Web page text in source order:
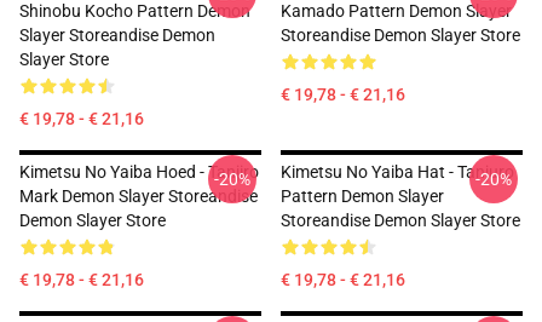
Shinobu Kocho Pattern Demon
Slayer Storeandise Demon
Slayer Store
€ 19,78 - € 21,16
Kamado Pattern Demon Slayer
Storeandise Demon Slayer Store
€ 19,78 - € 21,16
Kimetsu No Yaiba Hoed - Tanjiro
Mark Demon Slayer Storeandise
Demon Slayer Store
€ 19,78 - € 21,16
-20%
Kimetsu No Yaiba Hat - Tanjuro
Pattern Demon Slayer
Storeandise Demon Slayer Store
€ 19,78 - € 21,16
-20%